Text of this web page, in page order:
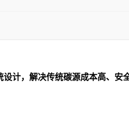
计，解决传统碳源成本高、安